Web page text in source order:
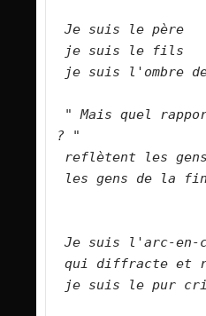
Je suis le
je suis le
je suis
" Mais quel
? "
reflètent les
les gens de la
Je suis l'arc-
qui diffracte
je suis le pur